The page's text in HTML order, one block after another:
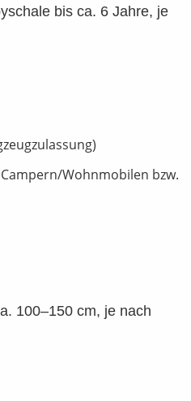
Leben lang begleitet!
buchen
bis ca. 6 Jahre, je
Wohnmobilen bzw.
100–150 cm, je nach